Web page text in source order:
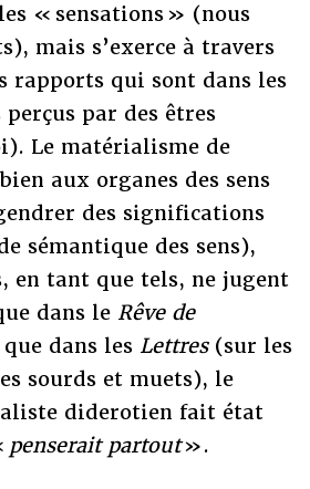
« sensations » (nous
mais s’exerce à travers
rapports qui sont dans les
par des êtres
Le matérialisme de
aux organes des sens
des significations
sémantique des sens),
en tant que tels, ne jugent
dans le Rêve de
dans les Lettres(sur les
sourds et muets), le
diderotien fait état
penserait partout».